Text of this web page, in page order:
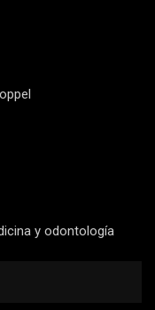
y odontología